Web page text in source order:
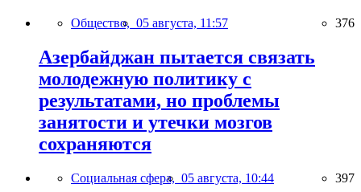
Общество, 05 августа, 11:57 376
Азербайджан пытается связать
молодежную политику с
результатами, но проблемы
занятости и утечки мозгов
сохраняются
Социальная сфера, 05 августа, 10:44 397